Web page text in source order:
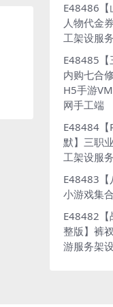
E48486【
人物代金
工架设服
E48485【
内购七合
H5手游
网手工端
E48484【
默】三职
工架设服
E48483【
小游戏集
E48482【
整版】裤
游服务架